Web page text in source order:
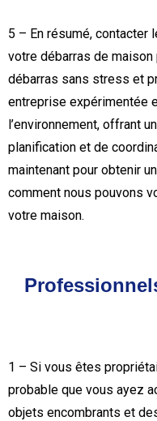
5 – En résumé, contacter
votre débarras de
débarras sans stress et
entreprise expérimentée
l’environnement, offrant
planification et de
maintenant pour obtenir
comment nous pouvons
votre maison.
1 – Si vous êtes
probable que vous ayez
objets encombrants et